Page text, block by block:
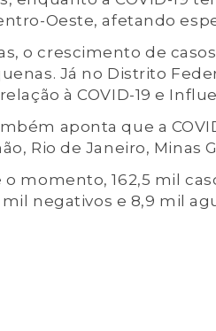
Oeste, afetando
o crescimento de
Já no Distrito
à COVID-19 e
aponta que a
Rio de Janeiro, Minas
o momento, 162,5 mil
mil negativos e 8,9 mil